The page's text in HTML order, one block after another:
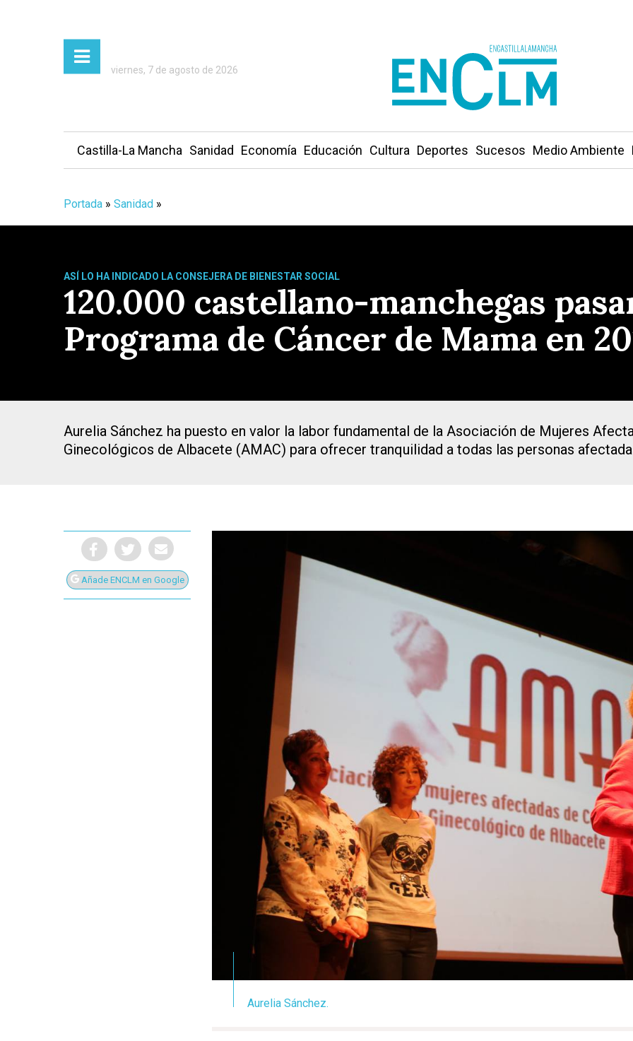
Presiona Intro para buscar o ESC para cerrar
viernes, 7 de agosto de 2026
Castilla-La Mancha Sanidad Economía Educación Cultura Deportes Sucesos Medio Ambiente
Portada » Sanidad »
ASÍ LO HA INDICADO LA CONSEJERA DE BIENESTAR SOCIAL
120.000 castellano-manchegas
Programa de Cáncer de Mama en
Aurelia Sánchez ha puesto en valor la labor fundamental de la Asociación de Mujeres
Ginecológicos de Albacete (AMAC) para ofrecer tranquilidad a todas las personas
Añade ENCLM en Google
Aurelia Sánchez.